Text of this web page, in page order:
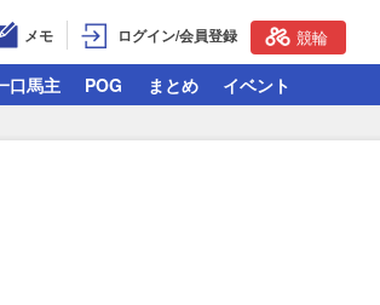
メモ ログイン/会員登録 競輪
口馬主 POG まとめ イベント